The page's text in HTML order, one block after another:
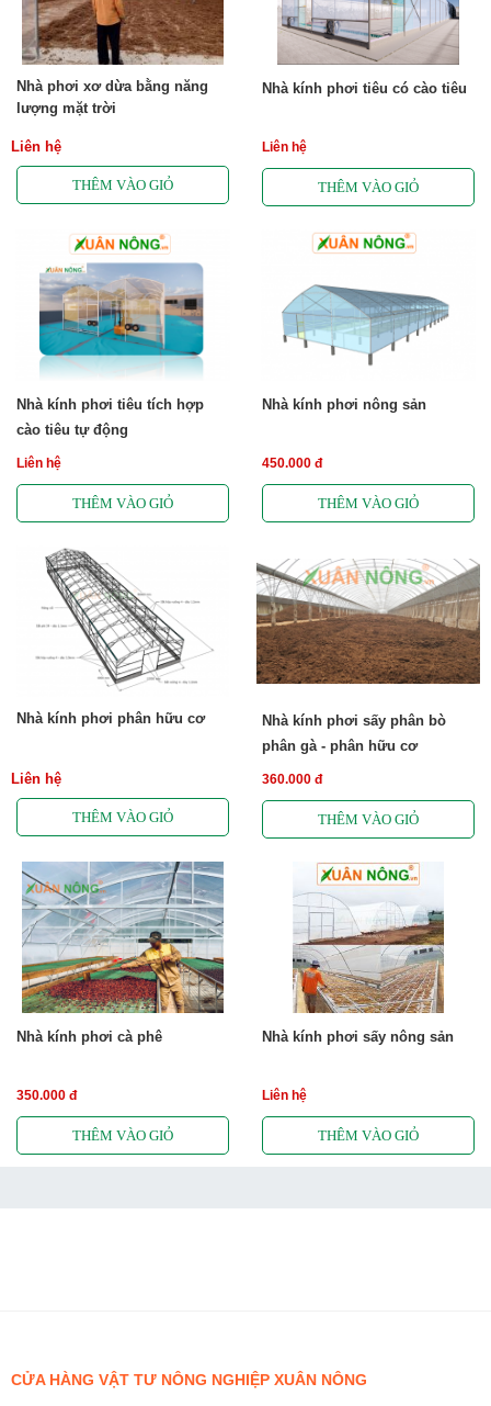
Nhà phơi xơ dừa bằng năng
lượng mặt trời
Liên hệ
Nhà kính phơi tiêu có cào tiêu
Liên hệ
Nhà kính phơi tiêu tích hợp
cào tiêu tự động
Liên hệ
Nhà kính phơi nông sản
450.000 đ
Nhà kính phơi phân hữu cơ
Liên hệ
Nhà kính phơi sấy phân bò
phân gà - phân hữu cơ
360.000 đ
Nhà kính phơi cà phê
350.000 đ
Nhà kính phơi sấy nông sản
Liên hệ
CỬA HÀNG VẬT TƯ NÔNG NGHIỆP XUÂN NÔNG